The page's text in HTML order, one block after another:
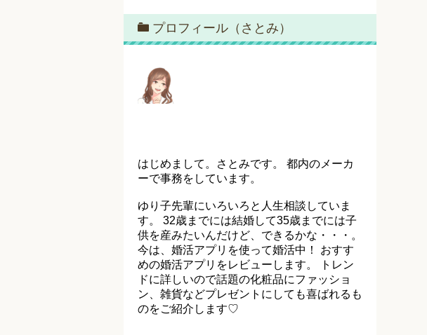
プロフィール（さとみ）
はじめまして。さとみです。 都内のメーカ
ーで事務をしています。
ゆり子先輩にいろいろと人生相談していま
す。 32歳までには結婚して35歳までには子
供を産みたいんだけど、できるかな・・・。
今は、婚活アプリを使って婚活中！ おすす
めの婚活アプリをレビューします。 トレン
ドに詳しいので話題の化粧品にファッショ
ン、雑貨などプレゼントにしても喜ばれるも
のをご紹介します♡